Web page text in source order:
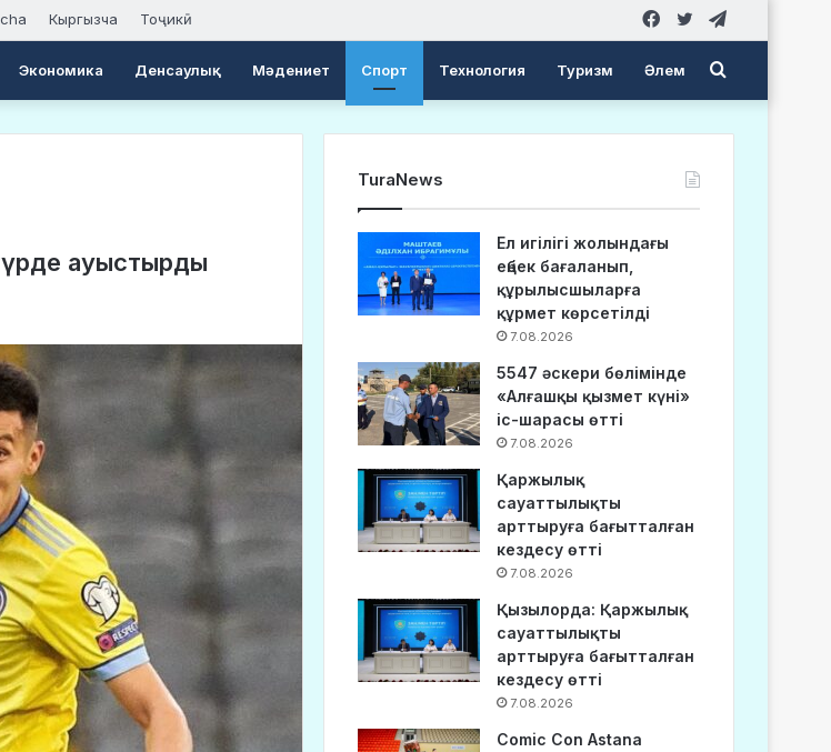
Кыргызча Тоҷикӣ Twitter
Facebook
Экономика Денсаулық Мәдениет Спорт Технология Туризм Әлем Search
for
ауыстырды
TuraNews
Ел игілігі жолындағы
еңбек бағаланып,
құрылысшыларға
құрмет көрсетілді
7.08.2026
5547 әскери бөлімінде
«Алғашқы қызмет күні»
іс-шарасы өтті
7.08.2026
Қаржылық
сауаттылықты
арттыруға бағытталған
кездесу өтті
7.08.2026
Қызылорда: Қаржылық
сауаттылықты
арттыруға бағытталған
кездесу өтті
7.08.2026
Comic Con Astana